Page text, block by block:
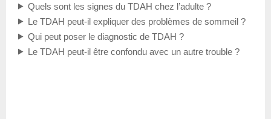
Quels sont les signes du TDAH chez l’adulte ?
Le TDAH peut-il expliquer des problèmes de sommeil ?
Qui peut poser le diagnostic de TDAH ?
Le TDAH peut-il être confondu avec un autre trouble ?